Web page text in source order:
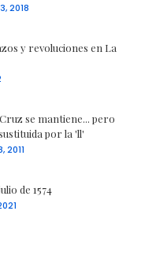
2018
y revoluciones en La
se mantiene... pero
por la 'll'
2011
de 1574